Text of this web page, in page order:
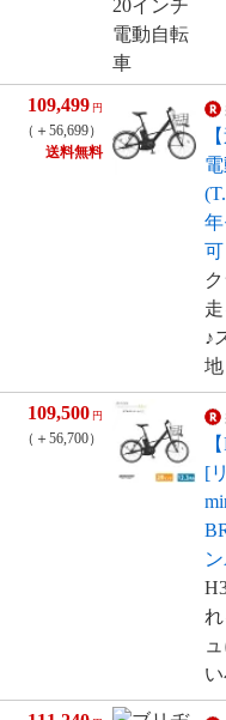
109,499 円
（＋56,699）
送料無料
♪
109,500 円
（＋56,700）
[